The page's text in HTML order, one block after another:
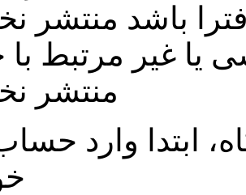
یا غیر مرتبط با
منتشر
ابتدا وارد